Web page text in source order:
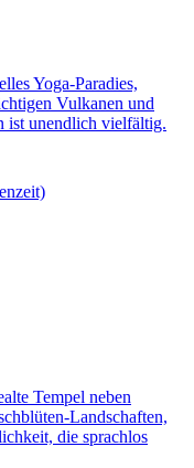
Yoga-Paradies,
Vulkanen und
ist unendlich vielfältig.
Tempel neben
Landschaften,
die sprachlos